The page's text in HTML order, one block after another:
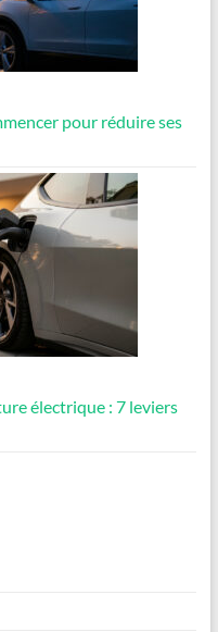
pour réduire ses
électrique : 7 leviers